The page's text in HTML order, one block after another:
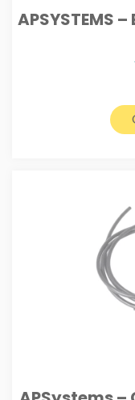
APSYSTEMS